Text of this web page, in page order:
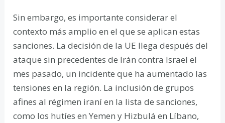
Sin embargo, es importante considerar el
contexto más amplio en el que se aplican estas
sanciones. La decisión de la UE llega después del
ataque sin precedentes de Irán contra Israel el
mes pasado, un incidente que ha aumentado las
tensiones en la región. La inclusión de grupos
afines al régimen iraní en la lista de sanciones,
como los hutíes en Yemen y Hizbulá en Líbano,